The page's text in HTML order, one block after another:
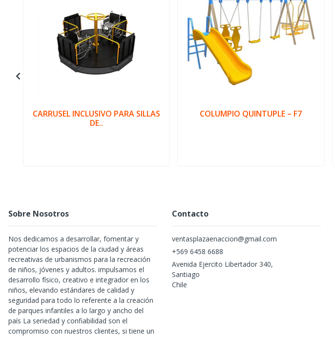
CARRUSEL INCLUSIVO PARA SILLAS
DE..
COLUMPIO QUINTUPLE – F7
Sobre Nosotros
Nos dedicamos a desarrollar, fomentar y
potenciar los espacios de la ciudad y áreas
recreativas de urbanismos para la recreación
de niños, jóvenes y adultos. impulsamos el
desarrollo físico, creativo e integrador en los
niños, elevando estándares de calidad y
seguridad para todo lo referente a la creación
de parques infantiles a lo largo y ancho del
país La seriedad y confiabilidad son el
compromiso con nuestros clientes, si tiene un
Contacto
ventasplazaenaccion@gmail.com
+569 6458 6688
Avenida Ejercito Libertador 340,
Santiago
Chile